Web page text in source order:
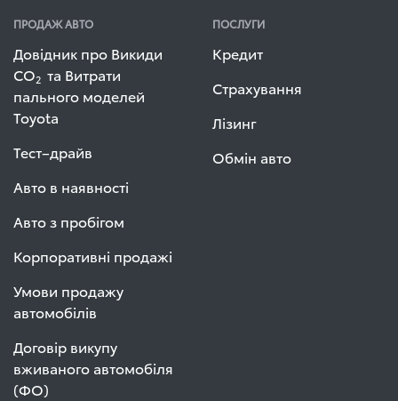
ПРОДАЖ АВТО
Довідник про Викиди
СО2 та Витрати
пального моделей
Toyota
Тест–драйв
Авто в наявності
Авто з пробігом
Корпоративні продажі
Умови продажу
автомобілів
Договір викупу
вживаного автомобіля
(ФО)
ПОСЛУГИ
Кредит
Страхування
Лізинг
Обмін авто